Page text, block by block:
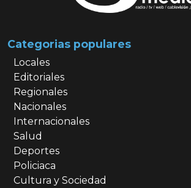
Categorias populares
Locales
Editoriales
Regionales
Nacionales
Internacionales
Salud
Deportes
Policiaca
Cultura y Sociedad